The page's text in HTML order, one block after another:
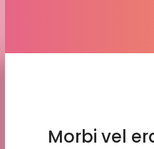
Morbi vel